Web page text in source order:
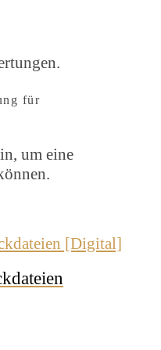
für
um eine